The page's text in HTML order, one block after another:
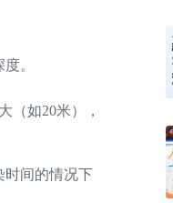
。
（如20米），
时间的情况下